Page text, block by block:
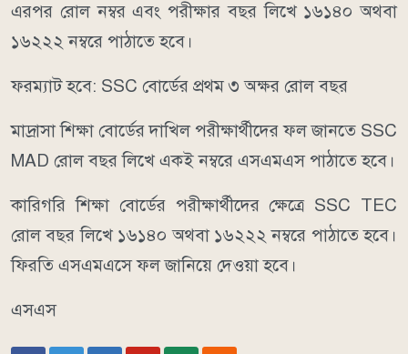
এরপর রোল নম্বর এবং পরীক্ষার বছর লিখে ১৬১৪০ অথবা
১৬২২২ নম্বরে পাঠাতে হবে।
ফরম্যাট হবে: SSC বোর্ডের প্রথম ৩ অক্ষর রোল বছর
মাদ্রাসা শিক্ষা বোর্ডের দাখিল পরীক্ষার্থীদের ফল জানতে SSC
MAD রোল বছর লিখে একই নম্বরে এসএমএস পাঠাতে হবে।
কারিগরি শিক্ষা বোর্ডের পরীক্ষার্থীদের ক্ষেত্রে SSC TEC
রোল বছর লিখে ১৬১৪০ অথবা ১৬২২২ নম্বরে পাঠাতে হবে।
ফিরতি এসএমএসে ফল জানিয়ে দেওয়া হবে।
এসএস